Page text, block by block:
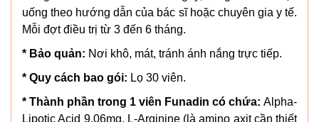
uống theo hướng dẫn của bác sĩ hoặc chuyên gia y tế.
Mỗi đợt điều trị từ 3 đến 6 tháng.
* Bảo quản: Nơi khô, mát, tránh ánh nắng trực tiếp.
* Quy cách bao gói: Lọ 30 viên.
* Thành phần trong 1 viên Funadin có chứa: Alpha-
Lipotic Acid 9.06mg, L-Arginine (là amino axit cần thiết